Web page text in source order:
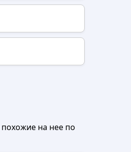
похожие на нее по